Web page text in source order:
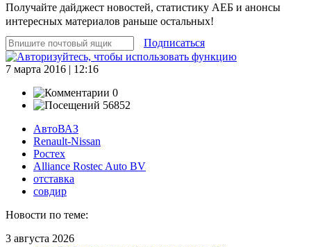
Получайте дайджест новостей, статистику АЕБ и анонсы
интересных материалов раньше остальных!
Подписаться
7 марта 2016 | 12:16
0
56852
АвтоВАЗ
Renault-Nissan
Ростех
Alliance Rostec Auto BV
отставка
совдир
Новости по теме:
3 августа 2026